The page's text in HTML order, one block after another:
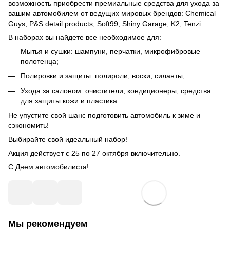
возможность приобрести премиальные средства для ухода за
вашим автомобилем от ведущих мировых брендов: Chemical
Guys, P&S detail products, Soft99, Shiny Garage, K2, Tenzi.
В наборах вы найдете все необходимое для:
Мытья и сушки: шампуни, перчатки, микрофибровые
полотенца;
Полировки и защиты: полироли, воски, силанты;
Ухода за салоном: очистители, кондиционеры, средства
для защиты кожи и пластика.
Не упустите свой шанс подготовить автомобиль к зиме и
сэкономить!
Выбирайте свой идеальный набор!
Акция действует с 25 по 27 октября включительно.
С Днем автомобилиста!
Мы рекомендуем